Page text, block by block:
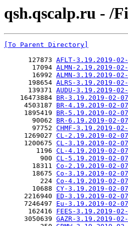
qsh.qscalp.ru - /
[To Parent Directory]
      127873
AFLT-3.19.2019-
       17094
ALMN-2.19.2019-
       16992
ALMN-3.19.2019-
      198654
ALRS-3.19.2019-
      139371
AUDU-3.19.2019-
    16473884
BR-3.19.2019-02-
     4503187
BR-4.19.2019-02-
     1895419
BR-5.19.2019-02-
       90062
BR-6.19.2019-02-
       97752
CHMF-3.19.2019-
     1269027
CL-2.19.2019-02-
     1200675
CL-3.19.2019-02-
        1196
CL-4.19.2019-02-
         900
CL-5.19.2019-02-
       18311
Co-2.19.2019-02-
       18675
Co-3.19.2019-02-
         224
Co-4.19.2019-02-
       10688
CY-3.19.2019-02-
     2216940
ED-3.19.2019-02-
     7246497
Eu-3.19.2019-02-
      162416
FEES-3.19.2019-
     3050639
GAZR-3.19.2019-